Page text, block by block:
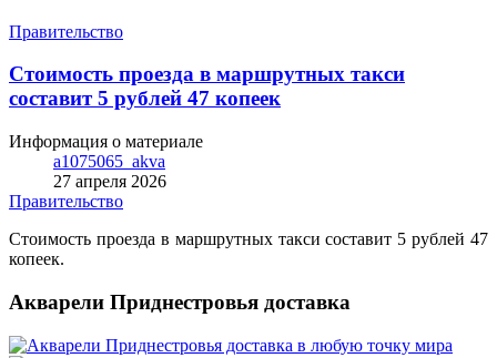
Правительство
Стоимость проезда в маршрутных такси
составит 5 рублей 47 копеек
Информация о материале
a1075065_akva
27 апреля 2026
Правительство
Стоимость проезда в маршрутных такси составит 5 рублей 47
копеек.
Акварели Приднестровья доставка